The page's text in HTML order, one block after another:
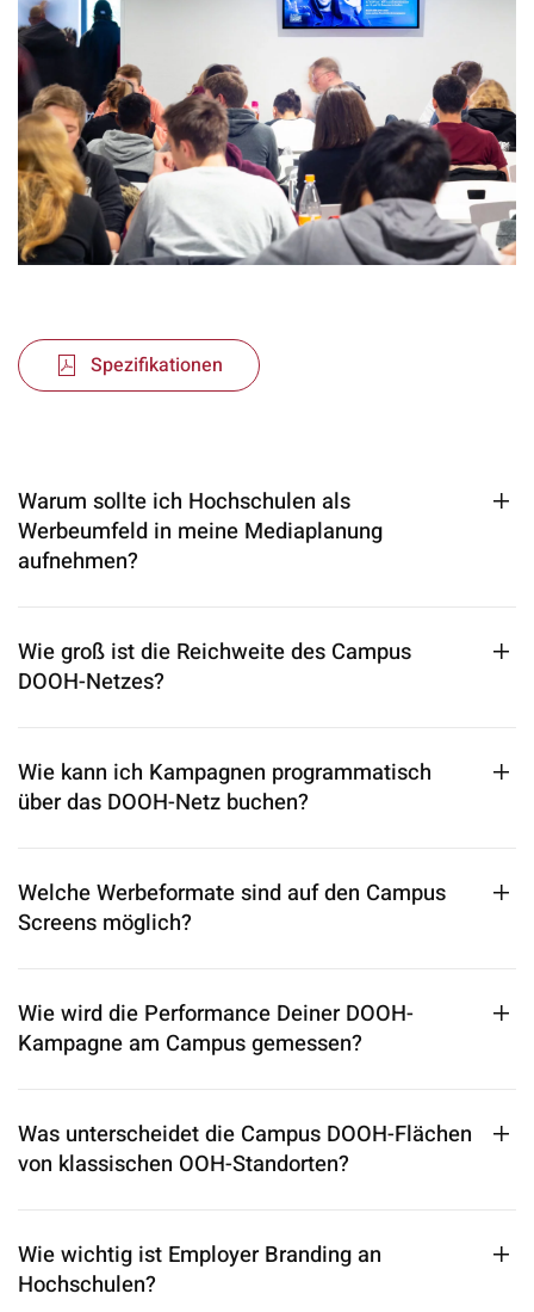
Spezifikationen
Warum sollte ich Hochschulen als
Werbeumfeld in meine Mediaplanung
aufnehmen?
Wie groß ist die Reichweite des Campus
DOOH-Netzes?
Wie kann ich Kampagnen programmatisch
über das DOOH-Netz buchen?
Welche Werbeformate sind auf den Campus
Screens möglich?
Wie wird die Performance Deiner DOOH-
Kampagne am Campus gemessen?
Was unterscheidet die Campus DOOH-Flächen
von klassischen OOH-Standorten?
Wie wichtig ist Employer Branding an
Hochschulen?